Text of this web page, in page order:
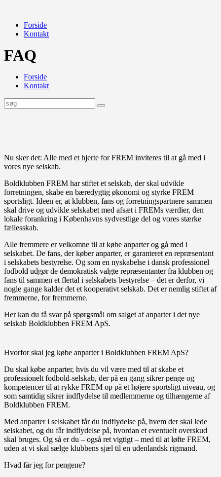
Forside
Kontakt
FAQ
Forside
Kontakt
Nu sker det: Alle med et hjerte for FREM inviteres til at gå med i
vores nye selskab.
Boldklubben FREM har stiftet et selskab, der skal udvikle
forretningen, skabe en bæredygtig økonomi og styrke FREM
sportsligt. Ideen er, at klubben, fans og forretningspartnere sammen
skal drive og udvikle selskabet med afsæt i FREMs værdier, den
lokale forankring i Københavns sydvestlige del og vores stærke
fællesskab.
Alle fremmere er velkomne til at købe anparter og gå med i
selskabet. De fans, der køber anparter, er garanteret en repræsentant
i selskabets bestyrelse. Og som en nyskabelse i dansk professionel
fodbold udgør de demokratisk valgte repræsentanter fra klubben og
fans til sammen et flertal i selskabets bestyrelse – det er derfor, vi
nogle gange kalder det et kooperativt selskab. Det er nemlig stiftet af
fremmerne, for fremmerne.
Her kan du få svar på spørgsmål om salget af anparter i det nye
selskab Boldklubben FREM ApS.
Hvorfor skal jeg købe anparter i Boldklubben FREM ApS?
Du skal købe anparter, hvis du vil være med til at skabe et
professionelt fodbold-selskab, der på en gang sikrer penge og
kompetencer til at rykke FREM op på et højere sportsligt niveau, og
som samtidig sikrer indflydelse til medlemmerne og tilhængerne af
Boldklubben FREM.
Med anparter i selskabet får du indflydelse på, hvem der skal lede
selskabet, og du får indflydelse på, hvordan et eventuelt overskud
skal bruges. Og så er du – også ret vigtigt – med til at løfte FREM,
uden at vi skal sælge klubbens sjæl til en udenlandsk rigmand.
Hvad får jeg for pengene?